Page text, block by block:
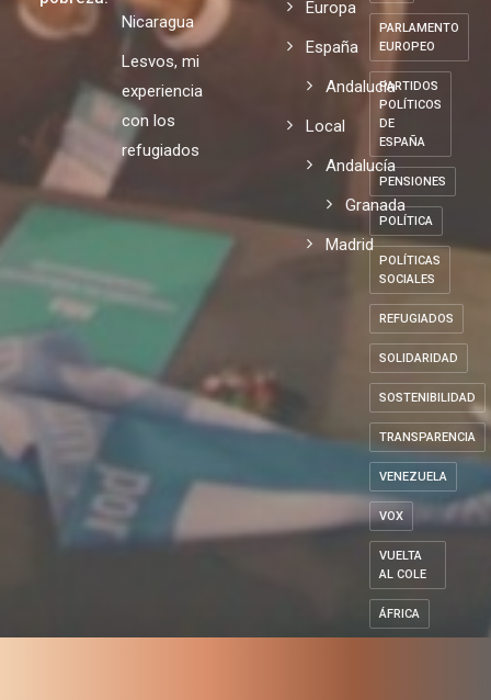
Nicaragua
Lesvos, mi
experiencia
con los
refugiados
Europa
España
Andalucia
Local
Andalucía
Granada
Madrid
PARLAMENTO
EUROPEO
PARTIDOS
POLÍTICOS
DE
ESPAÑA
PENSIONES
POLÍTICA
POLÍTICAS
SOCIALES
REFUGIADOS
SOLIDARIDAD
SOSTENIBILIDAD
TRANSPARENCIA
VENEZUELA
VOX
VUELTA
AL COLE
ÁFRICA